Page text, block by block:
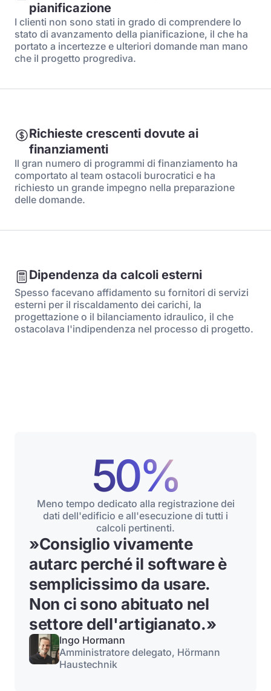
pianificazione
I clienti non sono stati in grado di comprendere lo
stato di avanzamento della pianificazione, il che ha
portato a incertezze e ulteriori domande man mano
che il progetto progrediva.
Richieste crescenti dovute ai
finanziamenti
Il gran numero di programmi di finanziamento ha
comportato al team ostacoli burocratici e ha
richiesto un grande impegno nella preparazione
delle domande.
Dipendenza da calcoli esterni
Spesso facevano affidamento su fornitori di servizi
esterni per il riscaldamento dei carichi, la
progettazione o il bilanciamento idraulico, il che
ostacolava l'indipendenza nel processo di progetto.
50%
Meno tempo dedicato alla registrazione dei
dati dell'edificio e all'esecuzione di tutti i
calcoli pertinenti.
»Consiglio vivamente
autarc perché il software è
semplicissimo da usare.
Non ci sono abituato nel
settore dell'artigianato.»
Ingo Hormann
Amministratore delegato, Hörmann
Haustechnik